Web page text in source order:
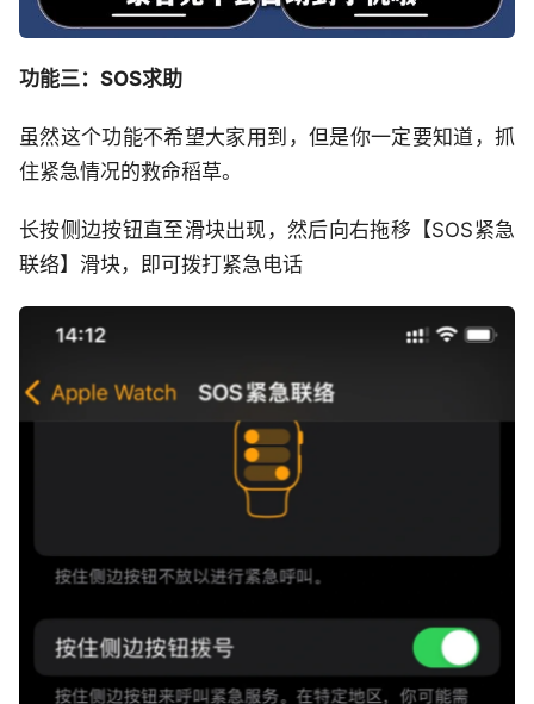
功能三：SOS求助
虽然这个功能不希望大家用到，但是你一定要知道，抓
住紧急情况的救命稻草。
长按侧边按钮直至滑块出现，然后向右拖移【SOS紧急
联络】滑块，即可拨打紧急电话